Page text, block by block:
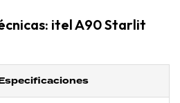
itel A90 Starlit